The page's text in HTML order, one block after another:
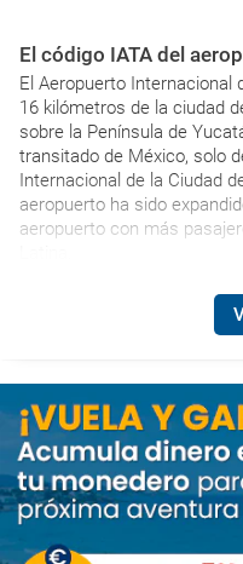
El código IATA del
El Aeropuerto Internacional
16 kilómetros de la ciudad
sobre la Península de
transitado de México, solo
Internacional de la Ciudad
aeropuerto ha sido
aeropuerto con más